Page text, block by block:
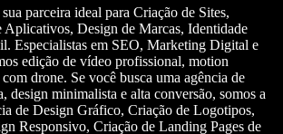
parceira ideal para Criação de Sites,
Aplicativos, Design de Marcas, Identidade
Especialistas em SEO, Marketing Digital e
edição de vídeo profissional, motion
drone. Se você busca uma agência de
design minimalista e alta conversão, somos a
de Design Gráfico, Criação de Logotipos,
Responsivo, Criação de Landing Pages de